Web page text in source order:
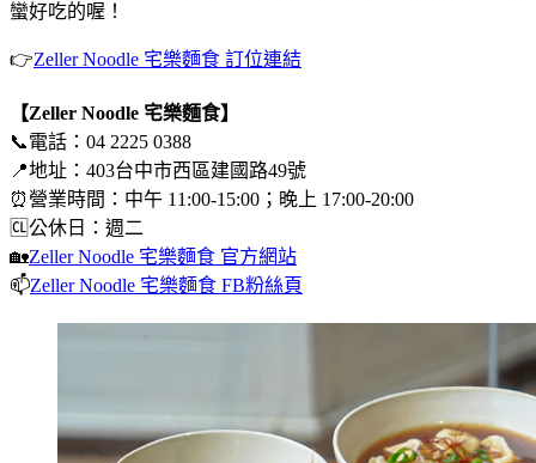
蠻好吃的喔！
👉Zeller Noodle 宅樂麵食 訂位連結
【Zeller Noodle 宅樂麵食】
📞電話：04 2225 0388
📍地址：403台中市西區建國路49號
⏰營業時間：中午 11:00-15:00；晚上 17:00-20:00
🆑公休日：週二
🏡Zeller Noodle 宅樂麵食 官方網站
📫Zeller Noodle 宅樂麵食 FB粉絲頁